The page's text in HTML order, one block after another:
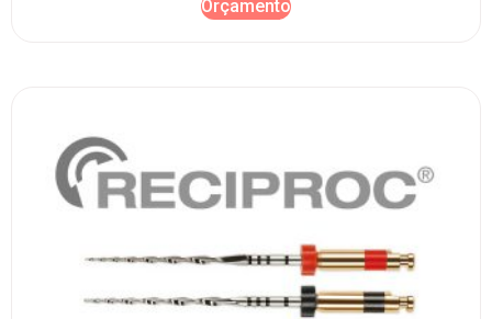
Orçamento